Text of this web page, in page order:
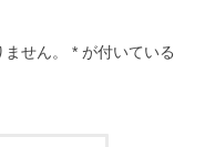
せん。 * が付いている